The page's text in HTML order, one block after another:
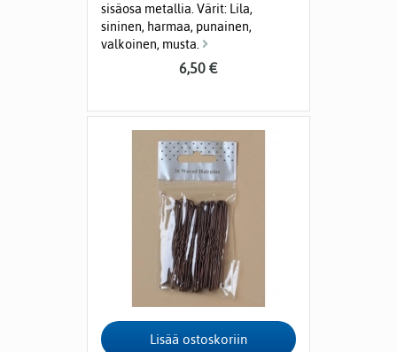
sisäosa metallia. Värit: Lila,
sininen, harmaa, punainen,
valkoinen, musta.
6,50 €